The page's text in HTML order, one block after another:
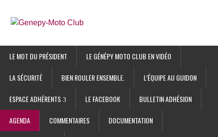
LE MOT DU PRÉSIDENT LE GÉNÉPY MOTO CLUB EN VIDÉO
LA SÉCURITÉ BIEN ROULER ENSEMBLE. L’ÉQUIPE AU GUIDON
ESPACE ADHÉRENTS LE FACEBOOK BULLETIN ADHÉSION
AGENDA COMMENTAIRES DOCUMENTATION